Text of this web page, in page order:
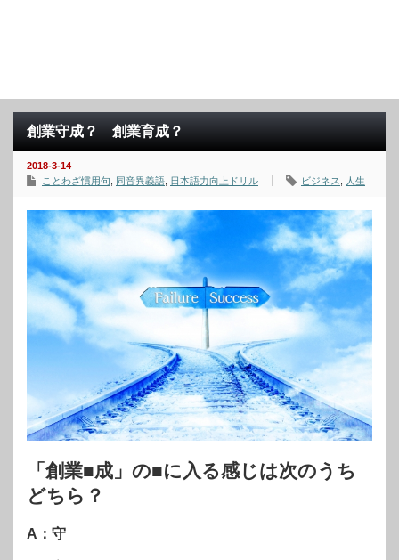
創業守成？ 創業育成？
2018-3-14
ことわざ慣用句
同音異義語 日本語力向上ドリル ビジネス 人生
「創業■成」の■に入る感じは次のうち
どちら？
A：守